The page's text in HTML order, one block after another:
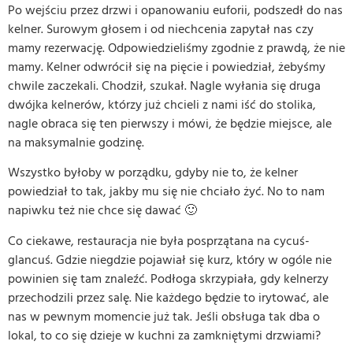
Po wejściu przez drzwi i opanowaniu euforii, podszedł do nas
kelner. Surowym głosem i od niechcenia zapytał nas czy
mamy rezerwację. Odpowiedzieliśmy zgodnie z prawdą, że nie
mamy. Kelner odwrócił się na pięcie i powiedział, żebyśmy
chwile zaczekali. Chodził, szukał. Nagle wyłania się druga
dwójka kelnerów, którzy już chcieli z nami iść do stolika,
nagle obraca się ten pierwszy i mówi, że będzie miejsce, ale
na maksymalnie godzinę.
Wszystko byłoby w porządku, gdyby nie to, że kelner
powiedział to tak, jakby mu się nie chciało żyć. No to nam
napiwku też nie chce się dawać 🙂
Co ciekawe, restauracja nie była posprzątana na cycuś-
glancuś. Gdzie niegdzie pojawiał się kurz, który w ogóle nie
powinien się tam znaleźć. Podłoga skrzypiała, gdy kelnerzy
przechodzili przez salę. Nie każdego będzie to irytować, ale
nas w pewnym momencie już tak. Jeśli obsługa tak dba o
lokal, to co się dzieje w kuchni za zamkniętymi drzwiami?